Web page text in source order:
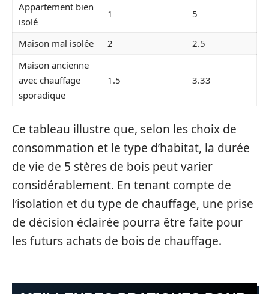
Appartement bien
isolé
1 5
Maison mal isolée 2
2.5
Maison ancienne
avec chauffage
sporadique
1.5 3.33
Ce tableau illustre que, selon les choix de
consommation et le type d’habitat, la durée
de vie de 5 stères de bois peut varier
considérablement. En tenant compte de
l’isolation et du type de chauffage, une prise
de décision éclairée pourra être faite pour
les futurs achats de bois de chauffage.